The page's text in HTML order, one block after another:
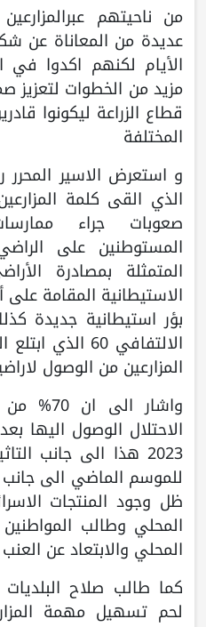
من ناحيتهم
عديدة من المعاناة عن
الأيام لكنهم اكدوا في
مزيد من الخطوات لتعزيز
قطاع الزراعة ليكونوا
المختلفة
و استعرض الاسير
الذي القى كلمة
صعوبات جراء
المستوطنين على
المتمثلة بمصادرة
الاستيطانية المقامة
بؤر استيطانية جديدة
الالتفافي 60
المزارعين من الوصول
واشار
الاحتلال الوصول اليها
2023 هذا الى جانب
للموسم الماضي الى
ظل وجود المنتجات
المحلي وطالب
المحلي والابتعاد عن
كما طالب صلاح
لحم تسهيل مهمة